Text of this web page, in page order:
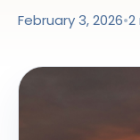
February 3, 2026•2